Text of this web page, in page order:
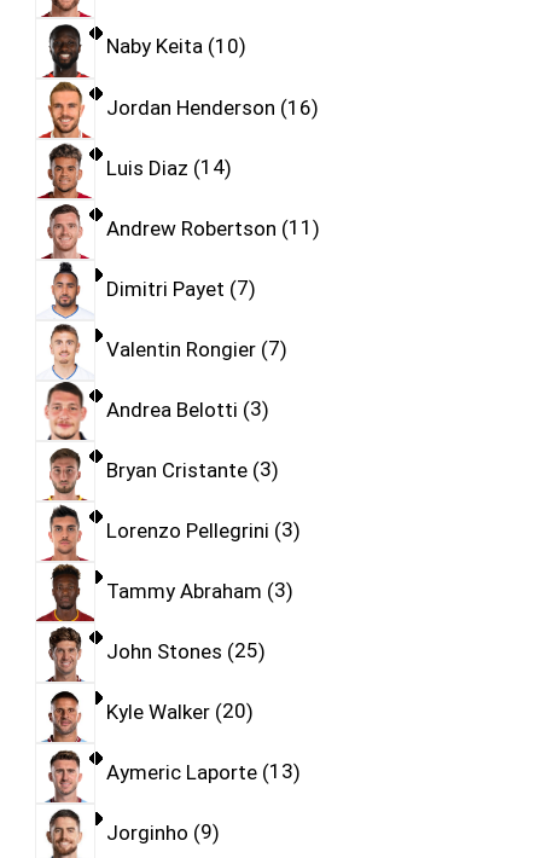
Naby Keita 10
Jordan Henderson 16
Luis Diaz 14
Andrew Robertson 11
Dimitri Payet 7
Valentin Rongier 7
Andrea Belotti 3
Bryan Cristante 3
Lorenzo Pellegrini 3
Tammy Abraham 3
John Stones 25
Kyle Walker 20
Aymeric Laporte 13
Jorginho 9